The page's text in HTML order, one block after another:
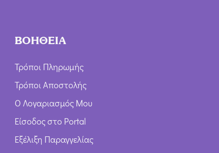
ΒΟΗΘΕΙΑ
Τρόποι Πληρωμής
Τρόποι Αποστολής
Ο Λογαριασμός Μου
Είσοδος στο Portal
Εξέλιξη Παραγγελίας